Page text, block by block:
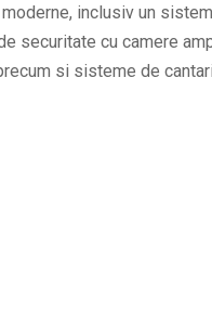
inclusiv un
securitate cu camere
si sisteme de